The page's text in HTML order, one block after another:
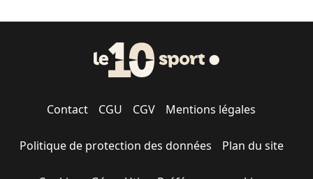
Contact CGU CGV Mentions légales
Politique de protection des données Plan du site